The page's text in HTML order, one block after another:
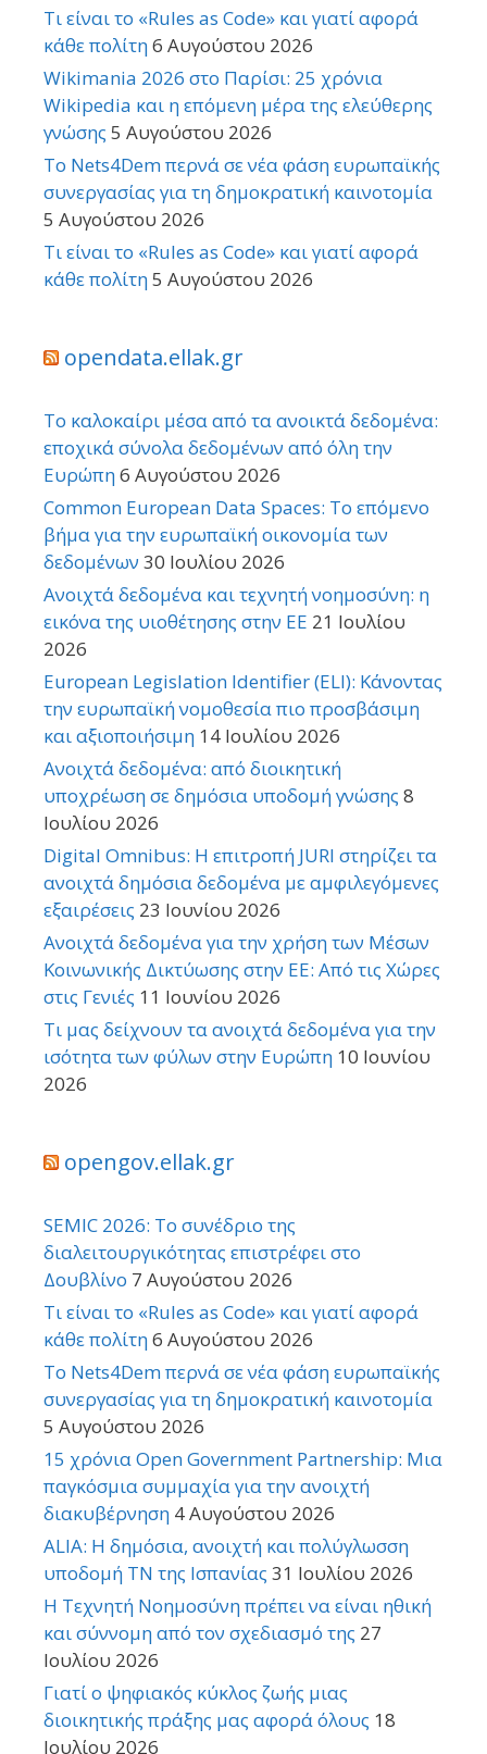
Τι είναι το «Rules as Code» και γιατί αφορά
κάθε πολίτη6 Αυγούστου 2026
Wikimania 2026 στο Παρίσι: 25 χρόνια
Wikipedia και η επόμενη μέρα της ελεύθερης
γνώσης 5 Αυγούστου 2026
Το Nets4Dem περνά σε νέα φάση ευρωπαϊκής
συνεργασίας για τη δημοκρατική καινοτομία
5 Αυγούστου 2026
Τι είναι το «Rules as Code» και γιατί αφορά
κάθε πολίτη5 Αυγούστου 2026
opendata.ellak.gr
Το καλοκαίρι μέσα από τα ανοικτά δεδομένα:
εποχικά σύνολα δεδομένων από όλη την
Ευρώπη6 Αυγούστου 2026
Common European Data Spaces: Το επόμενο
βήμα για την ευρωπαϊκή οικονομία των
δεδομένων 30 Ιουλίου 2026
Ανοιχτά δεδομένα και τεχνητή νοημοσύνη: η
εικόνα της υιοθέτησης στην ΕΕ 21 Ιουλίου
2026
European Legislation Identifier (ELI): Κάνοντας
την ευρωπαϊκή νομοθεσία πιο προσβάσιμη
και αξιοποιήσιμη 14 Ιουλίου 2026
Ανοιχτά δεδομένα: από διοικητική
υποχρέωση σε δημόσια υποδομή γνώσης 8
Ιουλίου 2026
Digital Omnibus: Η επιτροπή JURI στηρίζει τα
ανοιχτά δημόσια δεδομένα με αμφιλεγόμενες
εξαιρέσεις 23 Ιουνίου 2026
Ανοιχτά δεδομένα για την χρήση των Μέσων
Κοινωνικής Δικτύωσης στην ΕΕ: Από τις Χώρες
στις Γενιές 11 Ιουνίου 2026
Τι μας δείχνουν τα ανοιχτά δεδομένα για την
ισότητα των φύλων στην Ευρώπη 10 Ιουνίου
2026
opengov.ellak.gr
SEMIC 2026: Το συνέδριο της
διαλειτουργικότητας επιστρέφει στο
Δουβλίνο 7 Αυγούστου 2026
Τι είναι το «Rules as Code» και γιατί αφορά
κάθε πολίτη6 Αυγούστου 2026
Το Nets4Dem περνά σε νέα φάση ευρωπαϊκής
συνεργασίας για τη δημοκρατική καινοτομία
5 Αυγούστου 2026
15 χρόνια Open Government Partnership: Μια
παγκόσμια συμμαχία για την ανοιχτή
διακυβέρνηση 4 Αυγούστου 2026
ALIA: Η δημόσια, ανοιχτή και πολύγλωσση
υποδομή ΤΝ της Ισπανίας 31 Ιουλίου 2026
Η Τεχνητή Νοημοσύνη πρέπει να είναι ηθική
και σύννομη από τον σχεδιασμό της 27
Ιουλίου 2026
Γιατί ο ψηφιακός κύκλος ζωής μιας
διοικητικής πράξης μας αφορά όλους 18
Ιουλίου 2026